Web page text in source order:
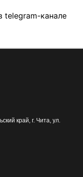
telegram-канале
край, г. Чита, ул.